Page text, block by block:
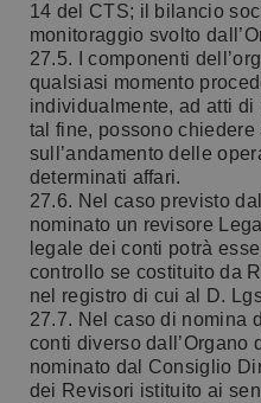
14 del CTS; il bilancio
monitoraggio svolto
27.5. I componenti
qualsiasi momento
individualmente, ad atti
tal fine, possono
sull’andamento delle
determinati affari.
27.6. Nel caso previsto
nominato un revisore
legale dei conti potrà
controllo se costituito da
nel registro di cui al D.
27.7. Nel caso di nomina
conti diverso dall’Organo
nominato dal Consiglio
dei Revisori istituito ai